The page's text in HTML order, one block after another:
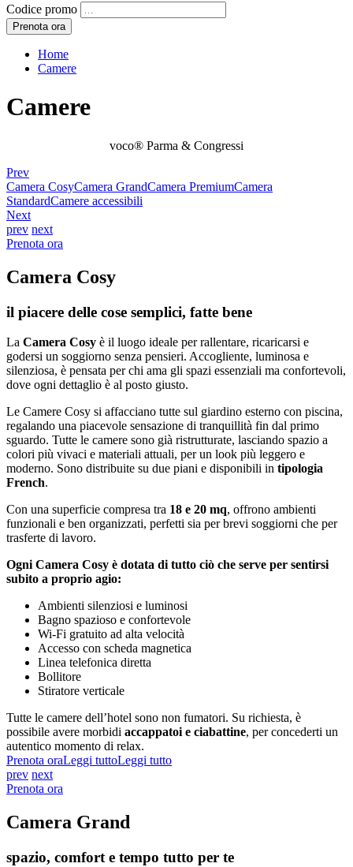
Codice promo
Home
Camere
Camere
voco® Parma & Congressi
Prev
Camera CosyCamera GrandCamera PremiumCamera
StandardCamere accessibili
Next
prev next
Prenota ora
Camera Cosy
il piacere delle cose semplici, fatte bene
La Camera Cosy è il luogo ideale per rallentare, ricaricarsi e
godersi un soggiorno senza pensieri. Accogliente, luminosa e
silenziosa, è pensata per chi ama gli spazi essenziali ma confortevoli,
dove ogni dettaglio è al posto giusto.
Le Camere Cosy si affacciano tutte sul giardino esterno con piscina,
regalando una piacevole sensazione di tranquillità fin dal primo
sguardo. Tutte le camere sono già ristrutturate, lasciando spazio a
colori più vivaci e materiali attuali, per un look più leggero e
moderno. Sono distribuite su due piani e disponibili in tipologia
French.
Con una superficie compresa tra 18 e 20 mq, offrono ambienti
funzionali e ben organizzati, perfetti sia per brevi soggiorni che per
trasferte di lavoro.
Ogni Camera Cosy è dotata di tutto ciò che serve per sentirsi
subito a proprio agio:
Ambienti silenziosi e luminosi
Bagno spazioso e confortevole
Wi-Fi gratuito ad alta velocità
Accesso con scheda magnetica
Linea telefonica diretta
Bollitore
Stiratore verticale
Tutte le camere dell’hotel sono non fumatori. Su richiesta, è
possibile avere morbidi accappatoi e ciabattine, per concederti un
autentico momento di relax.
Prenota oraLeggi tuttoLeggi tutto
prev next
Prenota ora
Camera Grand
spazio, comfort e tempo tutto per te